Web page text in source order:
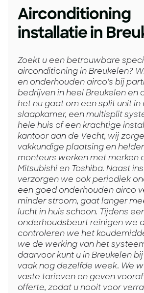
Airconditioning
installatie in
Zoekt u een betrouwbare
airconditioning in Breukelen?
en onderhouden airco's bij
bedrijven in heel Breukelen en
het nu gaat om een split unit in
slaapkamer, een multisplit
hele huis of een krachtige
kantoor aan de Vecht, wij
vakkundige plaatsing en
monteurs werken met merken
Mitsubishi en Toshiba. Naast
verzorgen we ook periodiek
een goed onderhouden airco
minder stroom, gaat langer
lucht in huis schoon. Tijdens
onderhoudsbeurt reinigen we
controleren we het
we de werking van het
daarvoor kunt u in Breukelen
vaak nog dezelfde week. We
vaste tarieven en geven
offerte, zodat u nooit voor